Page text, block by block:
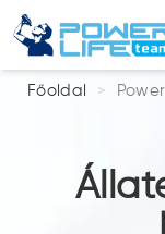
Főoldal